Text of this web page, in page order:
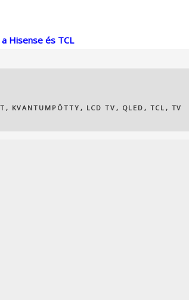
Hisense és TCL
, KVANTUMPÖTTY , LCD TV , QLED , TCL , TV